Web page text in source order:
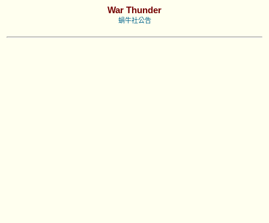
War Thunder
蝸牛社公告